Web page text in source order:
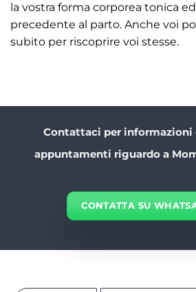
la vostra forma corporea tonica
precedente al parto. Anche voi
subito per riscoprire voi stesse.
Contattaci per
appuntamenti riguardo a
CONTATTA SU